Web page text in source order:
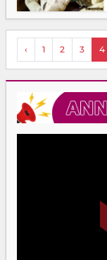
‹ 1 2 3 4